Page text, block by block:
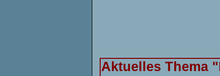
Aktuelles Thema "